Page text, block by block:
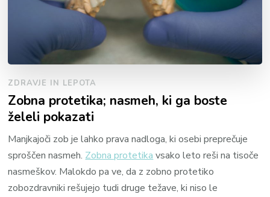
ZDRAVJE IN LEPOTA
Zobna protetika; nasmeh, ki ga boste
želeli pokazati
Manjkajoči zob je lahko prava nadloga, ki osebi preprečuje
sproščen nasmeh. Zobna protetika vsako leto reši na tisoče
nasmeškov. Malokdo pa ve, da z zobno protetiko
zobozdravniki rešujejo tudi druge težave, ki niso le